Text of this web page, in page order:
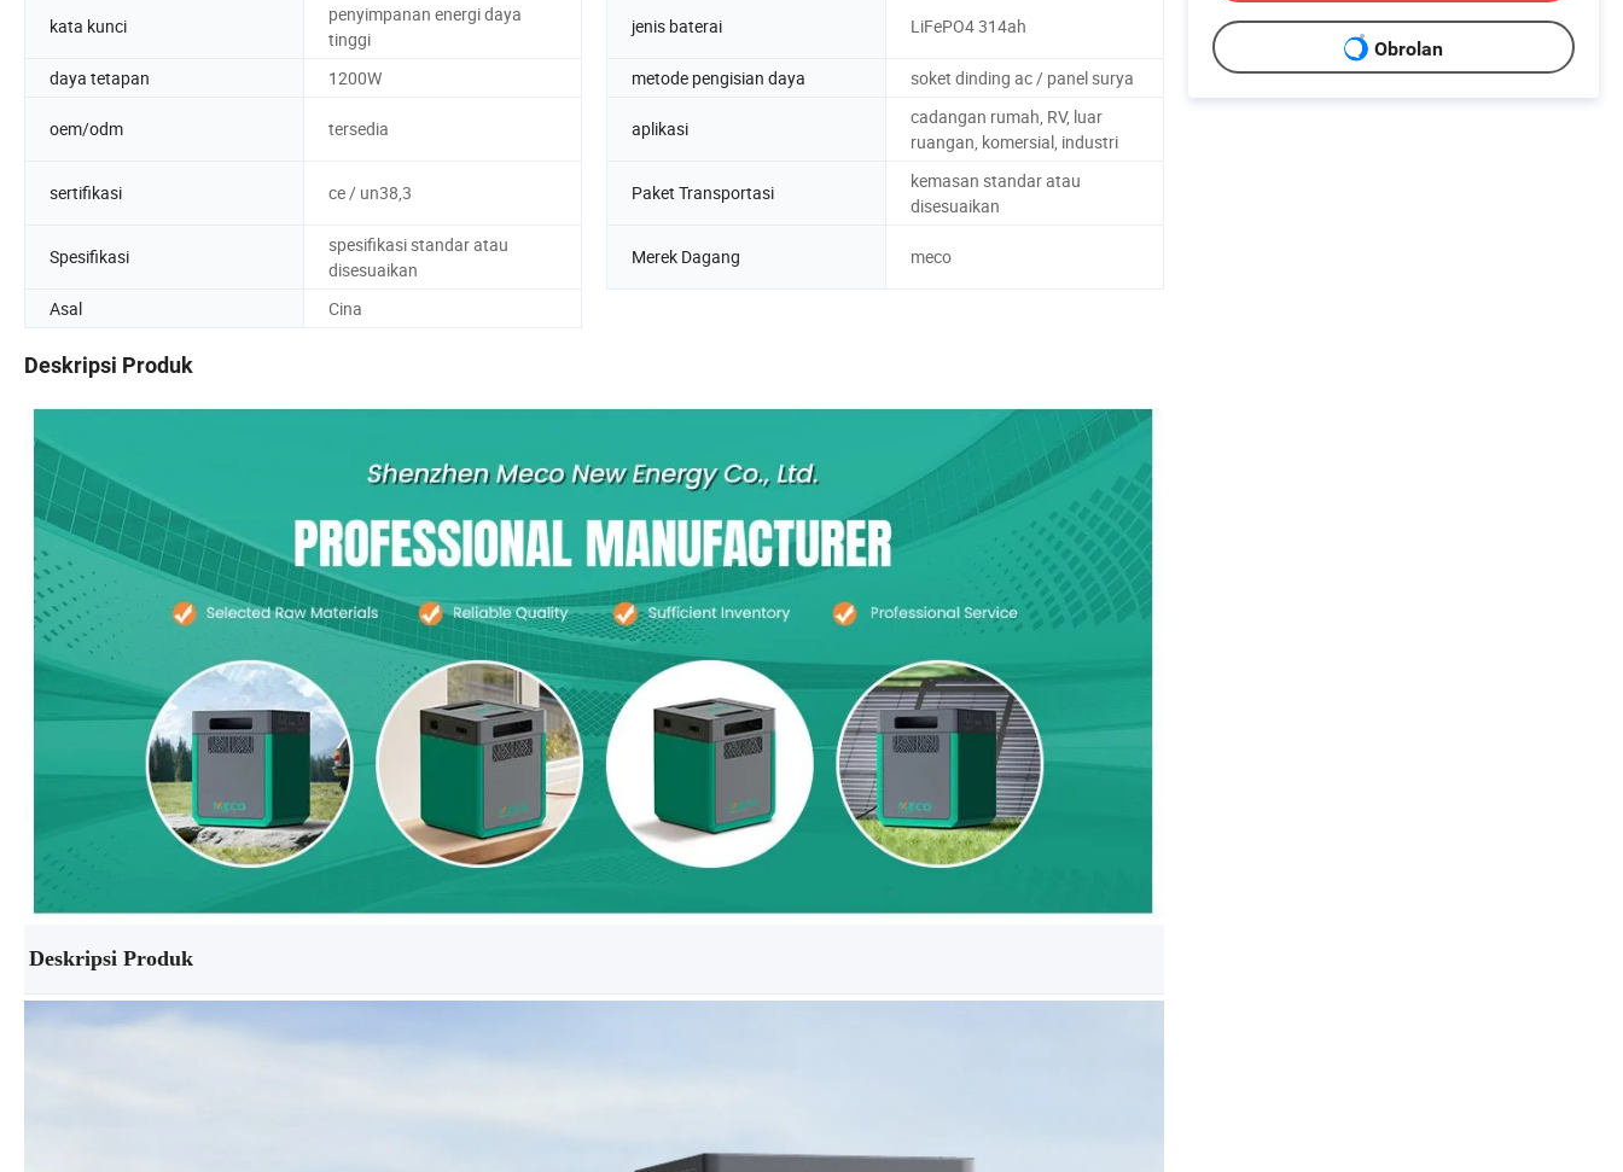
kata kunci
penyimpanan energi daya
tinggi
jenis baterai LiFePO4 314ah
daya tetapan 1200W metode pengisian daya soket dinding ac / panel surya
oem/odm tersedia aplikasi
cadangan rumah, RV, luar
ruangan, komersial, industri
sertifikasi ce / un38,3 Paket Transportasi
kemasan standar atau
disesuaikan
Spesifikasi
spesifikasi standar atau
disesuaikan
Merek Dagang meco
Asal Cina
Deskripsi Produk
Deskripsi Produk
Obrolan